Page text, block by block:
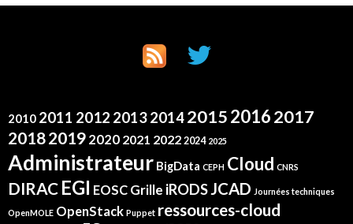
2010 2011 2012 20132014201520162017
20182019 2020 2021 2022 2024 2025
Administrateur BigData CEPH Cloud CNRS
DIRAC EGI EOSC Grille iRODSJCAD Journées techniques
OpenMOLE OpenStack Puppet ressources-cloud